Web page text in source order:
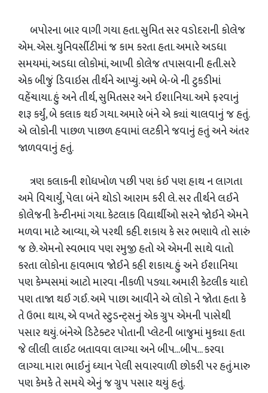
બપોરના બાર વાગી ગયા હતા. સુમિત સર વડોદરાની કોલેજ
એમ. એસ. યુનિવર્સીટીમાં જ કામ કરતા હતા. અમારે અડધા
સમયમાં, અડધા લોકોમાં, આખી કોલેજ તપાસવાની હતી.સરે
એક બીજું ડિવાઇસ તીર્થને આપ્યું. અમે બે-બે ની ટુકડીમાં
વહેંચાયા. હું અને તીર્થ, સુમિતસર અને ઈશાનિયા. અમે ફરવાનું
શરૂ કર્યું, બે કલાક થઈ ગયા. અમારે બંને એ ક્યાં ચાલવાનું જ હતું.
એ લોકોની પાછળ પાછળ હવામાં લટકીને જવાનું હતું અને અંતર
જાળવવાનું હતું.
ત્રણ કલાકની શોધખોળ પછી પણ કંઈ પણ હાથ ન લાગતા
અમે વિચાર્યું, પેલા બંને થોડો આરામ કરી લે. સર તીર્થને લઈને
કોલેજની કેન્ટીનમાં ગયા. કેટલાક વિદ્યાર્થીઓ સરને જોઈને એમને
મળવા માટે આવ્યા, એ પરથી કહી. શકાય કે સર ભણાવે તો સારું
જ છે. એમનો સ્વભાવ પણ રમુજી હતો એ એમની સાથે વાતો
કરતા લોકોના હાવભાવ જોઈને કહી શકાય. હું અને ઈશાનિયા
પણ કેમ્પસમાં આટો મારવા નીકળી પડ્યા. અમારી કેટલીક યાદો
પણ તાજા થઈ ગઈ. અમે પાછા આવીને એ લોકો ને જોતા હતા કે
તે ઉભા થાય, એ વખતે સ્ટુડન્ટ્સનું એક ગ્રુપ એમની પાસેથી
પસાર થયું. બંનેએ ડિટેક્ટર પોતાની પ્લેટની બાજુમાં મુક્યા હતા
જે લીલી લાઈટ બતાવવા લાગ્યા અને બીપ...બીપ... કરવા
લાગ્યા. મારા ભાઈનું ધ્યાન પેલી સવારવાળી છોકરી પર હતું.મારુ
પણ કેમકે તે સમયે એનું જ ગ્રુપ પસાર થયું હતું.